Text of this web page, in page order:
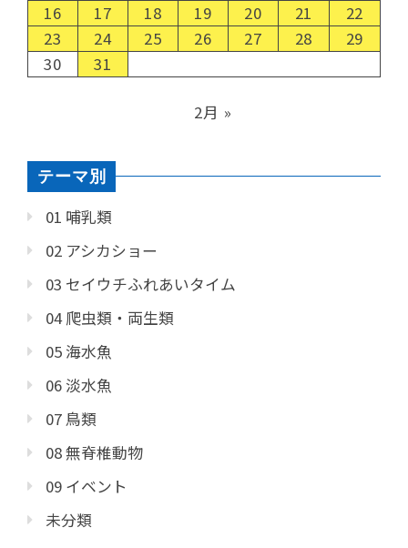
16 17 18 19 20 21
22
23
24 25 26 27 28
29
30
31
2月 »
テーマ別
01 哺乳類
02 アシカショー
03 セイウチふれあいタイム
04 爬虫類・両生類
05 海水魚
06 淡水魚
07 鳥類
08 無脊椎動物
09 イベント
未分類